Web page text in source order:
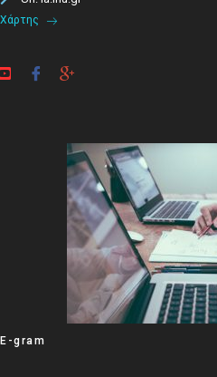
Χάρτης
E-gram